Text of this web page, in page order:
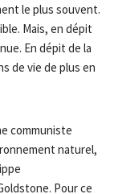
le plus souvent.
Mais, en dépit
En dépit de la
de vie de plus en
communiste
naturel,
Pour ce